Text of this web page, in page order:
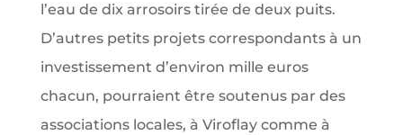
l’eau de dix arrosoirs tirée de deux puits.
D’autres petits projets correspondants à un
investissement d’environ mille euros
chacun, pourraient être soutenus par des
associations locales, à Viroflay comme à